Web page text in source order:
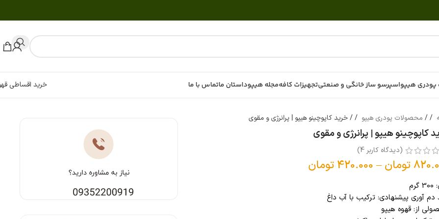
هیپواسپرسو ساز خانگی و صنعتیتجهیزات کافهمجله هیپوداستان ماتماس با ما خرید اقساطی
/ محصولات پودری هیپو / خرید کاپوچینو هیپو | پرانرژی و مقوی
کاپوچینو هیپو | پرانرژی و مقوی
(دیدگاه کاربر4
)
تومان –
420.000 تومان
دم آوری پیشنهادی: ترکیب با آب داغ
از: قهوه هیپو